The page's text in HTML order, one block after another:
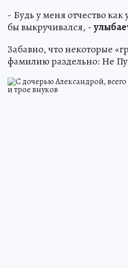
- Будь у меня отчество
бы выкручивался, -
Забавно, что некоторые
фамилию раздельно: Не